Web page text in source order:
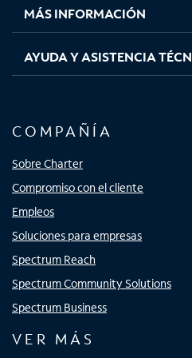
MÁS INFORMACIÓN
AYUDA Y ASISTENCIA
COMPAÑÍA
Sobre Charter
Compromiso con el cliente
Empleos
Soluciones para empresas
Spectrum Reach
Spectrum Community Solutions
Spectrum Business
VER MÁS